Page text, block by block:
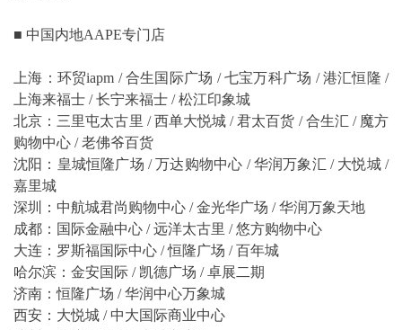
■ 中国内地AAPE专门店
上海：环贸iapm / 合生国际广场 / 七宝万科广场 / 港汇恒隆 /
上海来福士 / 长宁来福士 / 松江印象城
北京：三里屯太古里 / 西单大悦城 / 君太百货 / 合生汇 / 魔方
购物中心 / 老佛爷百货
沈阳：皇城恒隆广场 / 万达购物中心 / 华润万象汇 / 大悦城 /
嘉里城
深圳：中航城君尚购物中心 / 金光华广场 / 华润万象天地
成都：国际金融中心 / 远洋太古里 / 悠方购物中心
大连：罗斯福国际中心 / 恒隆广场 / 百年城
哈尔滨：金安国际 / 凯德广场 / 卓展二期
济南：恒隆广场 / 华润中心万象城
西安：大悦城 / 中大国际商业中心